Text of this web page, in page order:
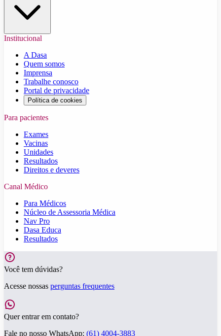
Institucional
A Dasa
Quem somos
Imprensa
Trabalhe conosco
Portal de privacidade
Política de cookies
Para pacientes
Exames
Vacinas
Unidades
Resultados
Direitos e deveres
Canal Médico
Para Médicos
Núcleo de Assessoria Médica
Nav Pro
Dasa Educa
Resultados
Você tem dúvidas?
Acesse nossas perguntas frequentes
Quer entrar em contato?
Fale no nosso WhatsApp: (61) 4004-3883